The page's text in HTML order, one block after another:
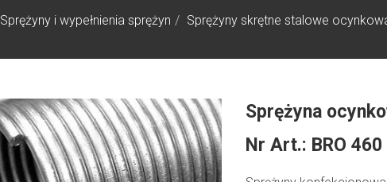
Sprężyny i wypełnienia sprężyn Sprężyny skrętne stalowe
Sprężyna
Nr Art.: BRO 460